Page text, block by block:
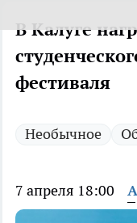
В Калуге
фестиваля
Необычное
7 апреля 18:00